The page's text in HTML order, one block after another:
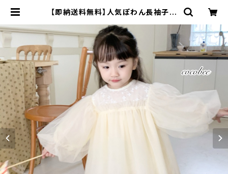
【即納送料無料】人気ぽわん長袖子供
日結婚式ベビードレスキッズドレス海
外子供服歯周ドレス入園式卒園式発
表会お揃いコーデインスタ映えこども
服結婚式リングガールフラワーガール
コンクール70809010011012013
0cm | cocobee